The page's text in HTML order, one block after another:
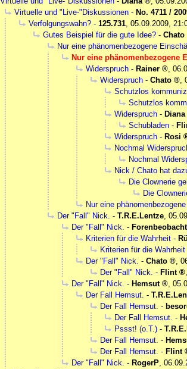
Virtuelle und "Live-"Diskussionen - No. 4711 /
Verfolgungswahn? - 125.731, 05.09.2009,
Gutes Beispiel für die gute Idee? - Chato
Nur eine phänomenbezogene
Nur eine phänomenbezogene
Widerspruch - Rainer ,
Widerspruch - Chato ,
Schutzlos
Schutzlos
Widerspruch - Diana
Schubladen -
Widerspruch - Rosi
Nochmal
Nochmal
Nick / Chato hat
Die Clownerie
Die
Nur eine
Der "Fall" Nick. - T.R.E.Lentze,
Der "Fall" Nick. -
Kriterien für die Wahrheit -
Kriterien für die Wahrheit
Der "Fall" Nick. - Chato ,
Der "Fall" Nick. - Flint
Der "Fall" Nick. - Hemsut ,
Der Fall Hemsut. -
Der Fall Hemsut. -
Der Fall Hemsut. -
Pssst! (o.T.) -
Der Fall Hemsut. -
Der Fall Hemsut. - Flint
Der "Fall" Nick. - RogerP,